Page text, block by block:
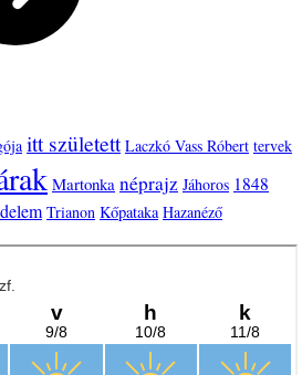
itt született Laczkó Vass Róbert tervek
Martonka néprajz Jáhoros 1848
Trianon Kőpataka Hazanéző